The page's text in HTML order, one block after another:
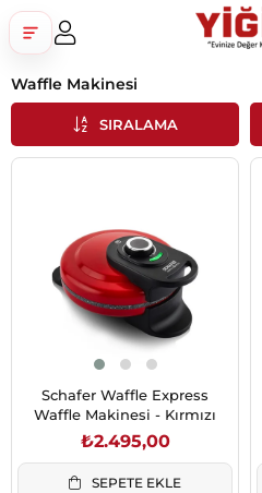
Üye Girişi
Waffle Makinesi
SIRALAMA
Schafer Waffle Express
Waffle Makinesi - Kırmızı
₺2.495,00
SEPETE EKLE